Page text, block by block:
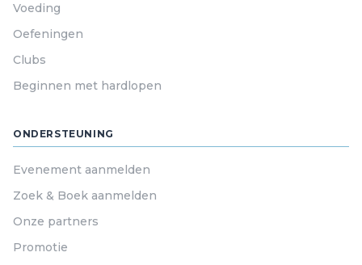
Voeding
Oefeningen
Clubs
Beginnen met hardlopen
ONDERSTEUNING
Evenement aanmelden
Zoek & Boek aanmelden
Onze partners
Promotie